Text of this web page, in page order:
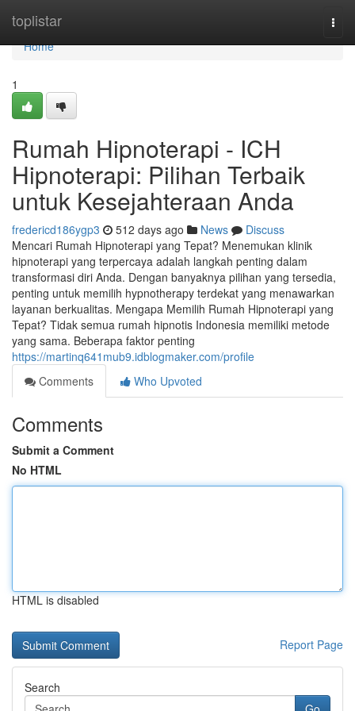
toplistar
Home
Home
1
Rumah Hipnoterapi - ICH
Hipnoterapi: Pilihan Terbaik
untuk Kesejahteraan Anda
fredericd186ygp3 512 days ago News
Discuss
Mencari Rumah Hipnoterapi yang Tepat? Menemukan klinik
hipnoterapi yang terpercaya adalah langkah penting dalam
transformasi diri Anda. Dengan banyaknya pilihan yang tersedia,
penting untuk memilih hypnotherapy terdekat yang menawarkan
layanan berkualitas. Mengapa Memilih Rumah Hipnoterapi yang
Tepat? Tidak semua rumah hipnotis Indonesia memiliki metode
yang sama. Beberapa faktor penting
https://martinq641mub9.idblogmaker.com/profile
Comments
Who Upvoted
Comments
Submit a Comment
No HTML
HTML is disabled
Report Page
Search